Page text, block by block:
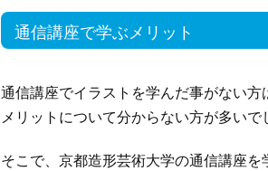
通信講座で学ぶメリット
通信講座でイラストを学んだ事がない方
メリットについて分からない方が多いで
そこで、京都造形芸術大学の通信講座を